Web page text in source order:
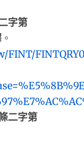
字第
。
二字第